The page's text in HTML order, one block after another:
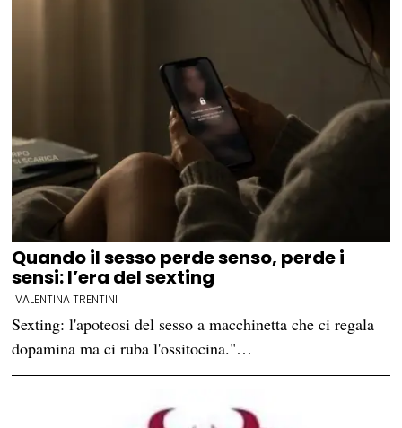
Quando il sesso perde senso, perde i
sensi: l’era del sexting
VALENTINA TRENTINI
Sexting: l'apoteosi del sesso a macchinetta che ci regala
dopamina ma ci ruba l'ossitocina."…